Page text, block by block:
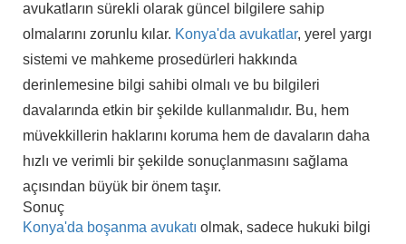
avukatların sürekli olarak güncel bilgilere sahip
olmalarını zorunlu kılar. Konya'da avukatlar, yerel yargı
sistemi ve mahkeme prosedürleri hakkında
derinlemesine bilgi sahibi olmalı ve bu bilgileri
davalarında etkin bir şekilde kullanmalıdır. Bu, hem
müvekkillerin haklarını koruma hem de davaların daha
hızlı ve verimli bir şekilde sonuçlanmasını sağlama
açısından büyük bir önem taşır.
Sonuç
Konya'da boşanma avukatı olmak, sadece hukuki bilgi